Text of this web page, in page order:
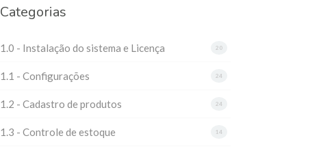
Categorias
20
1.0 - Instalação do sistema e Licença
24
1.1 - Configurações
24
1.2 - Cadastro de produtos
14
1.3 - Controle de estoque